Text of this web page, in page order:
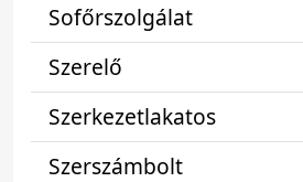
Sofőrszolgálat
Szerelő
Szerkezetlakatos
Szerszámbolt